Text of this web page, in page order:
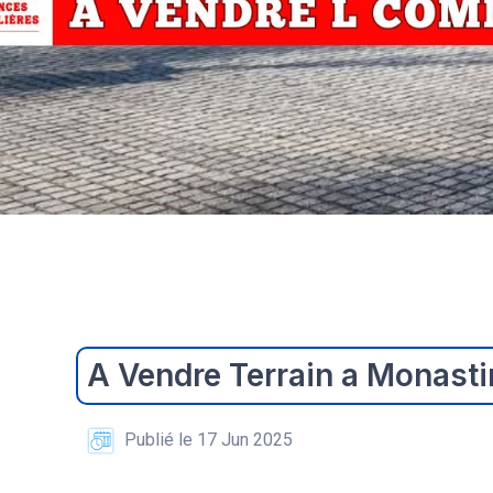
A Vendre Terrain a
Publié le 17 Jun 2025